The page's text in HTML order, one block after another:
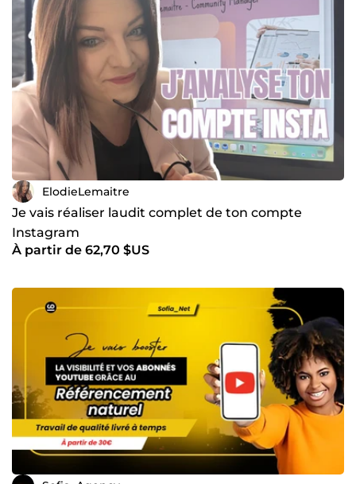
ElodieLemaitre
Je vais réaliser laudit complet de ton compte
Instagram
À partir de 62,70 $US